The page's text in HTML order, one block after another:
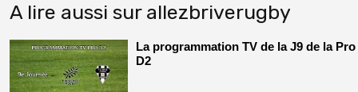
A lire aussi sur allezbriverugby
La programmation TV de la J9 de la Pro
D2